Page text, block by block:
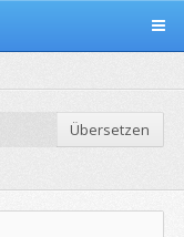
Übersetzen